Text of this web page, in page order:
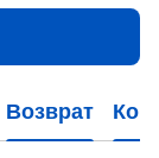
Возврат